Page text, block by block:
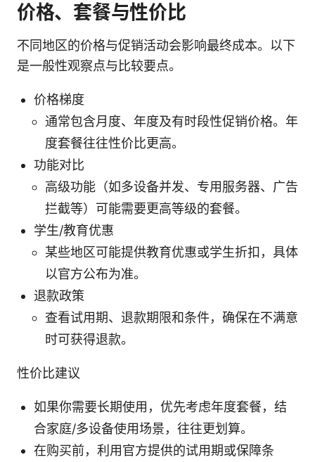
价格、套餐与性价比
不同地区的价格与促销活动会影响最终成本。以下
是一般性观察点与比较要点。
价格梯度
通常包含月度、年度及有时段性促销价格。年
度套餐往往性价比更高。
功能对比
高级功能（如多设备并发、专用服务器、广告
拦截等）可能需要更高等级的套餐。
学生/教育优惠
某些地区可能提供教育优惠或学生折扣，具体
以官方公布为准。
退款政策
查看试用期、退款期限和条件，确保在不满意
时可获得退款。
性价比建议
如果你需要长期使用，优先考虑年度套餐，结
合家庭/多设备使用场景，往往更划算。
在购买前，利用官方提供的试用期或保障条